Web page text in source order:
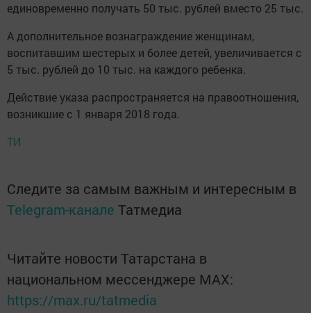
единовременно получать 50 тыс. рублей вместо 25 тыс.
А дополнительное вознаграждение женщинам,
воспитавшим шестерых и более детей, увеличивается с
5 тыс. рублей до 10 тыс. на каждого ребенка.
Действие указа распространяется на правоотношения,
возникшие с 1 января 2018 года.
ТИ
Следите за самым важным и интересным в
Telegram-канале Татмедиа
Читайте новости Татарстана в
национальном мессенджере MАХ:
https://max.ru/tatmedia